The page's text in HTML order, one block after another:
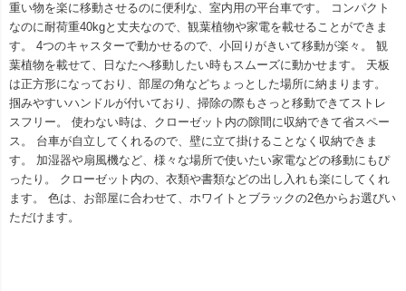
重い物を楽に移動させるのに便利な、室内用の平台車です。 コンパクト
なのに耐荷重40kgと丈夫なので、観葉植物や家電を載せることができま
す。 4つのキャスターで動かせるので、小回りがきいて移動が楽々。 観
葉植物を載せて、日なたへ移動したい時もスムーズに動かせます。 天板
は正方形になっており、部屋の角などちょっとした場所に納まります。
掴みやすいハンドルが付いており、掃除の際もさっと移動できてストレ
スフリー。 使わない時は、クローゼット内の隙間に収納できて省スペー
ス。 台車が自立してくれるので、壁に立て掛けることなく収納できま
す。 加湿器や扇風機など、様々な場所で使いたい家電などの移動にもぴ
ったり。 クローゼット内の、衣類や書類などの出し入れも楽にしてくれ
ます。 色は、お部屋に合わせて、ホワイトとブラックの2色からお選びい
ただけます。